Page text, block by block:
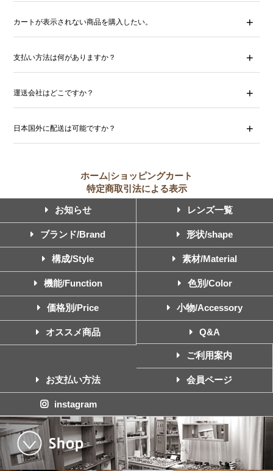
カートが表示されない商品を購入したい。
支払い方法は何がありますか？
運送会社はどこですか？
日本国外に配送は可能ですか？
ホーム|ショッピングカート
特定商取引法による表示
お知らせ レンズ一覧
ブランド/Brand 形状/shape
構成/Style 素材/Material
機能/Function 色別/Color
価格別/Price 小物/Accessory
オススメ商品 Q&A
ご利用案内
お支払い方法 会員ページ
instagram